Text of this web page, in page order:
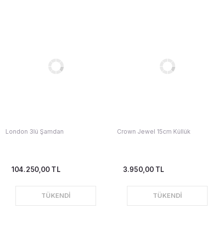
London 3lü Şamdan
104.250,00 TL
TÜKENDİ
Crown Jewel 15cm Küllük
3.950,00 TL
TÜKENDİ